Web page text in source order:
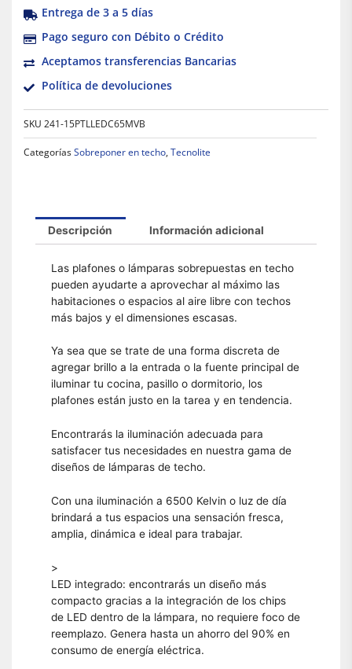
Entrega de 3 a 5 días
Pago seguro con Débito o Crédito
Aceptamos transferencias Bancarias
Política de devoluciones
SKU 241-15PTLLEDC65MVB
CategoríasSobreponer en techo, Tecnolite
Descripción Información adicional
Las plafones o lámparas sobrepuestas en techo
pueden ayudarte a aprovechar al máximo las
habitaciones o espacios al aire libre con techos
más bajos y el dimensiones escasas.
Ya sea que se trate de una forma discreta de
agregar brillo a la entrada o la fuente principal de
iluminar tu cocina, pasillo o dormitorio, los
plafones están justo en la tarea y en tendencia.
Encontrarás la iluminación adecuada para
satisfacer tus necesidades en nuestra gama de
diseños de lámparas de techo.
Con una iluminación a 6500 Kelvin o luz de día
brindará a tus espacios una sensación fresca,
amplia, dinámica e ideal para trabajar.
>
LED integrado: encontrarás un diseño más
compacto gracias a la integración de los chips
de LED dentro de la lámpara, no requiere foco de
reemplazo. Genera hasta un ahorro del 90% en
consumo de energía eléctrica.